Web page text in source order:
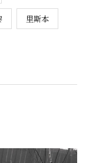
里斯本